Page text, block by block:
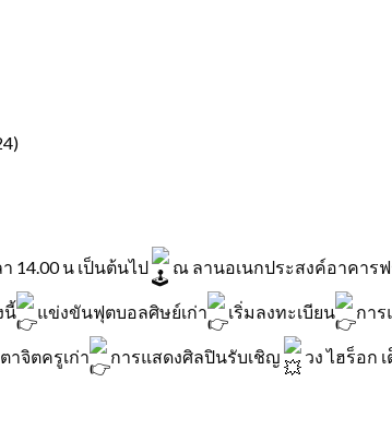
า 14.00 น เป็นต้นไป ณ ลานอเนกประสงค์อาคารฟ
นี้ แข่งขันฟุตบอลศิษย์เก่า เริ่มลงทะเบียน การ
าจิตครูเก่า การแสดงศิลปินรับเชิญ วง ไฮร็อก